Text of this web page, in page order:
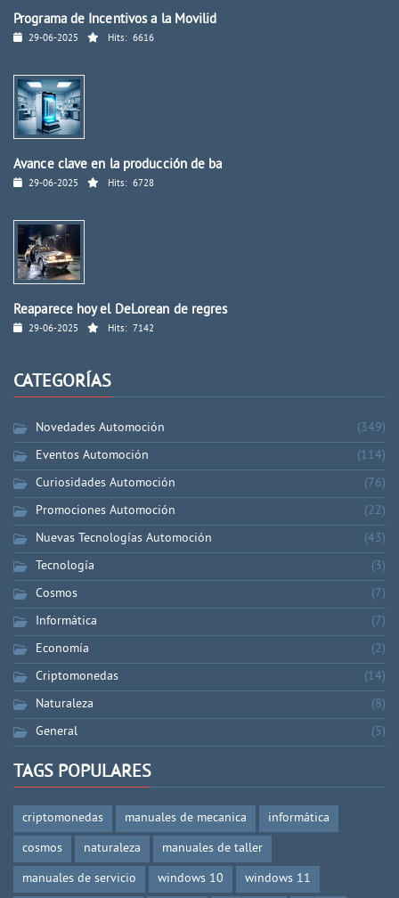
Programa de Incentivos a la Movilid
29-06-2025 Hits: 6616
Avance clave en la producción de ba
29-06-2025 Hits: 6728
Reaparece hoy el DeLorean de regres
29-06-2025 Hits: 7142
CATEGORÍAS
Novedades Automoción
(349)
Eventos Automoción
(114)
Curiosidades Automoción
(76)
Promociones Automoción
(22)
Nuevas Tecnologías Automoción
(43)
Tecnología
(3)
Cosmos
(7)
Informática
(7)
Economía
(2)
Criptomonedas
(14)
Naturaleza
(8)
General
(5)
TAGS POPULARES
criptomonedas manuales de mecanica
informática
cosmos
naturaleza
manuales de taller
manuales de servicio
windows 10 windows 11